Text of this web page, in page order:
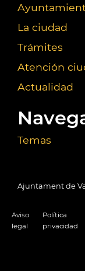
La ciudad
Trámites
Atención
Actualidad
Temas
Ajuntament de
Aviso
legal
Política
privacidad